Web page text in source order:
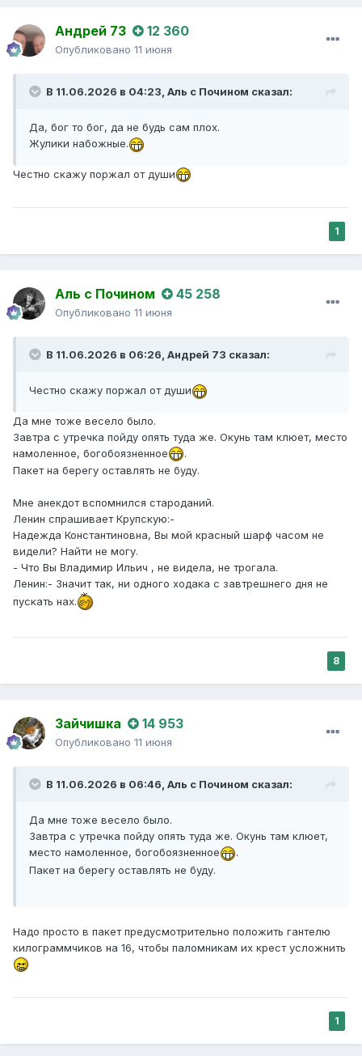
делам узнаете лжепророков, не может дурное дерево
приносить добрые плоды.
Такая вот вчера была рыбалка.
Андрей 73 12 360
Опубликовано 11 июня
В 11.06.2026 в 04:23, Аль с Почином сказал:
Да, бог то бог, да не будь сам плох.
Жулики набожные.
Честно скажу поржал от души
1
Аль с Почином 45 258
Опубликовано 11 июня
В 11.06.2026 в 06:26, Андрей 73 сказал:
Честно скажу поржал от души
Да мне тоже весело было.
Завтра с утречка пойду опять туда же. Окунь там клюет, место
намоленное, богобоязненное
.
Пакет на берегу оставлять не буду.
Мне анекдот вспомнился староданий.
Ленин спрашивает Крупскую:-
Надежда Константиновна, Вы мой красный шарф часом не
видели? Найти не могу.
- Что Вы Владимир Ильич , не видела, не трогала.
Ленин:- Значит так, ни одного ходака с завтрешнего дня не
пускать нах.
8
Зайчишка 14 953
Опубликовано 11 июня
В 11.06.2026 в 06:46, Аль с Почином сказал:
Да мне тоже весело было.
Завтра с утречка пойду опять туда же. Окунь там клюет,
место намоленное, богобоязненное
.
Пакет на берегу оставлять не буду.
Надо просто в пакет предусмотрительно положить гантелю
килограммчиков на 16, чтобы паломникам их крест усложнить
1